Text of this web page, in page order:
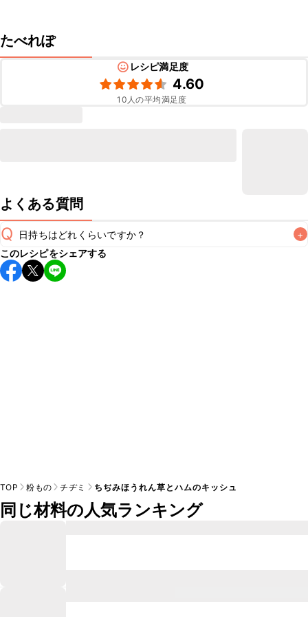
たべれぽ
レシピ満足度
4.60
10 人の平均満足度
よくある質問
Q 日持ちはどれくらいですか？ +
保存期間は冷蔵で翌日中が目安です。なるべくお早めにお召
し上がりください。
このレシピをシェアする
TOP 粉もの チヂミ ちぢみほうれん草とハムのキッシュ
同じ材料の人気ランキング